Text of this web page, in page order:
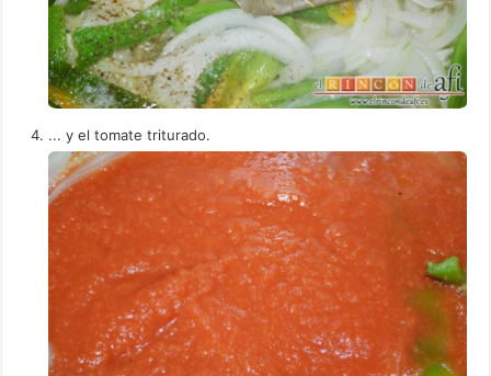
... y el tomate triturado.